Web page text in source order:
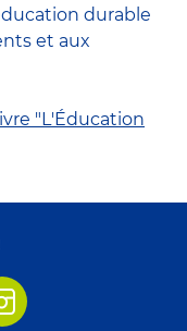
durable
et aux
"L'Éducation